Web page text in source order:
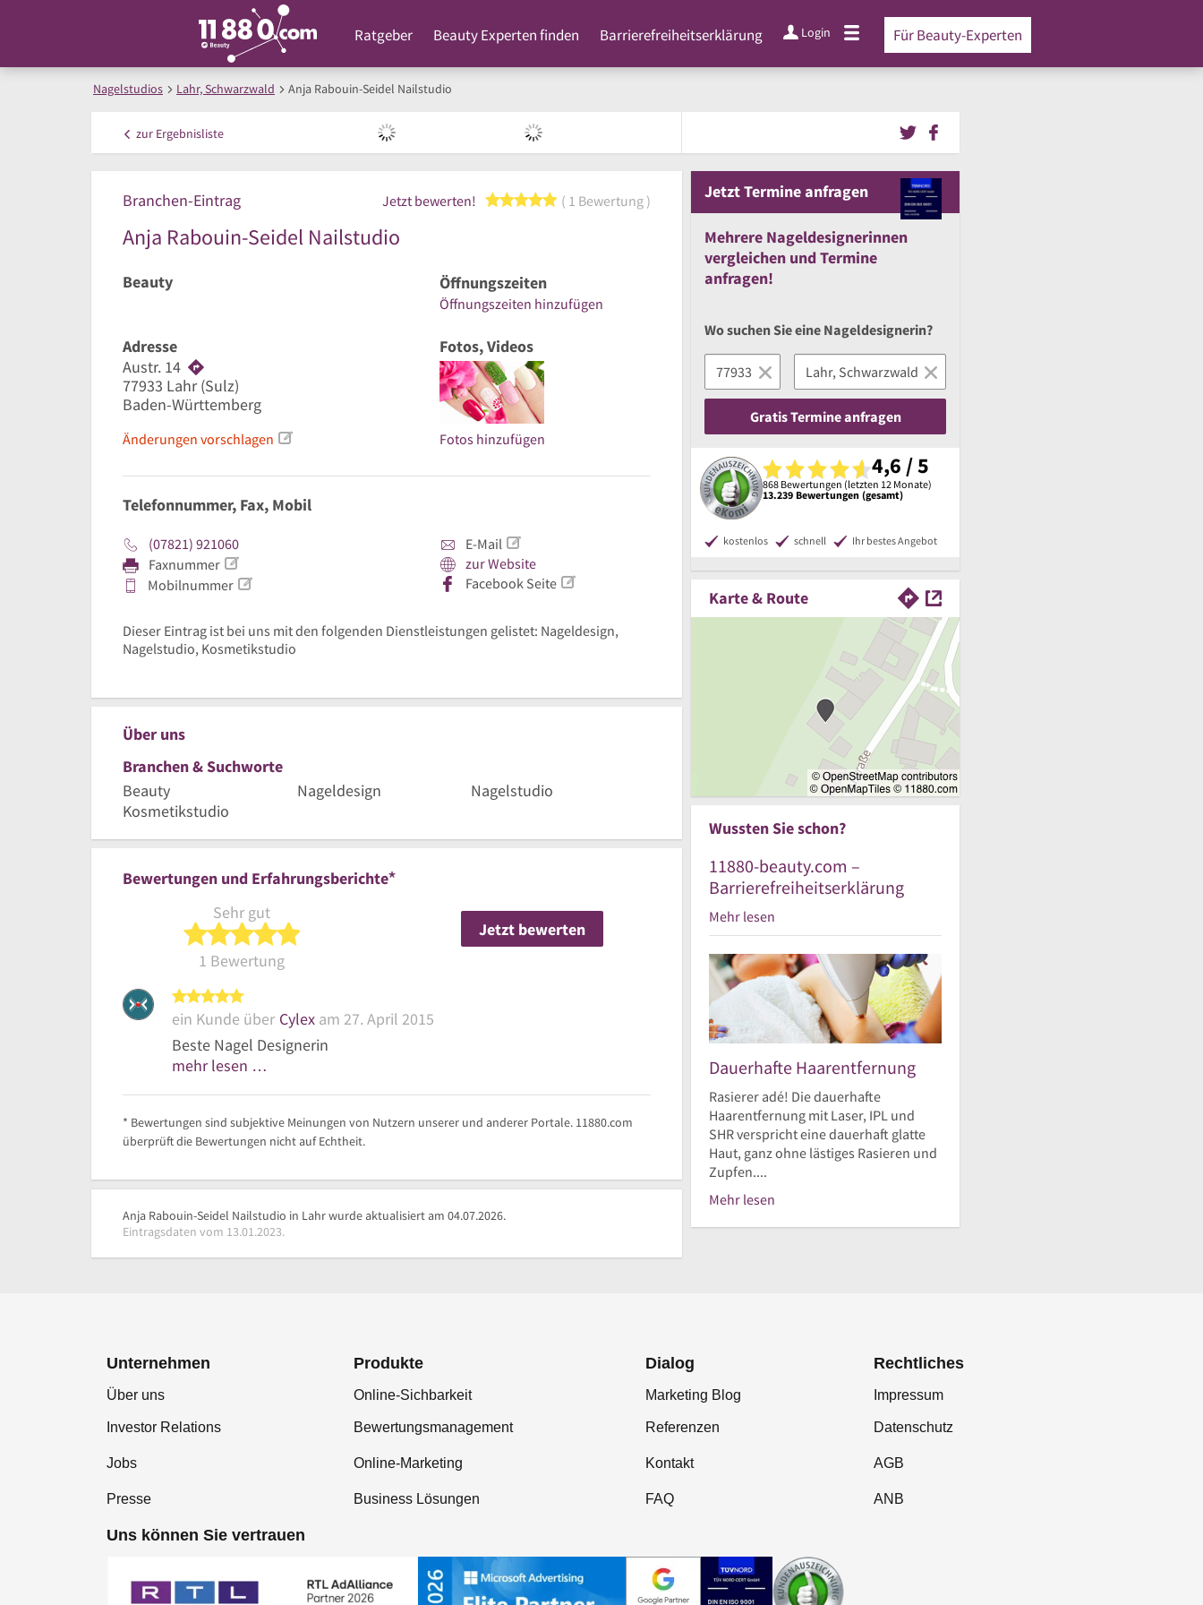
Ratgeber Beauty Experten finden Barrierefreiheitserklärung Login Für Beauty-Experten
Nagelstudios Lahr, Schwarzwald Anja Rabouin-Seidel Nailstudio
zur Ergebnisliste
Branchen-Eintrag Jetzt bewerten! 5 von 5 Sternen
1 Bewertung
Anja Rabouin-Seidel Nailstudio
Beauty Öffnungszeiten
Öffnungszeiten hinzufügen
Adresse
Austr. 14
77933 Lahr(Sulz)
Baden-Württemberg
Änderungen vorschlagen
Fotos, Videos
Fotos hinzufügen
Telefonnummer, Fax, Mobil
(07821) 921060
Faxnummer
Mobilnummer
E-Mail
zur Website
Facebook Seite
Dieser Eintrag ist bei uns mit den folgenden Dienstleistungen gelistet: Nageldesign,
Nagelstudio, Kosmetikstudio
Über uns
Branchen & Suchworte
Beauty
Nageldesign
Nagelstudio
Kosmetikstudio
Bewertungen und Erfahrungsberichte*
Sehr gut
5 von 5 Sternen
1 Bewertung
Jetzt bewerten
ein Kunde über Cylex am 27. April 2015
Beste Nagel Designerin
mehr lesen …
* Bewertungen sind subjektive Meinungen von Nutzern unserer und anderer Portale. 11880.com
überprüft die Bewertungen nicht auf Echtheit.
Anja Rabouin-Seidel Nailstudio in Lahr wurde aktualisiert am 04.07.2026.
Eintragsdaten vom 13.01.2023.
JetztTermine anfragen
Mehrere Nageldesignerinnen
vergleichen undTermine
anfragen!
Wo suchen Sie eine Nageldesignerin?
Gratis Termine anfragen
4,6 / 5
868 Bewertungen (letzten 12 Monate)
13.239 Bewertungen (gesamt)
kostenlos schnell Ihr bestes Angebot
Karte & Route
Wussten Sie schon?
11880-beauty.com –
Barrierefreiheitserklärung
Mehr lesen
Dauerhafte Haarentfernung
Rasierer adé! Die dauerhafte
Haarentfernung mit Laser, IPL und
SHR verspricht eine dauerhaft glatte
Haut, ganz ohne lästiges Rasieren und
Zupfen....
Mehr lesen
Unternehmen
Über uns
Investor Relations
Jobs
Presse
Produkte
Online-Sichbarkeit
Bewertungsmanagement
Online-Marketing
Business Lösungen
Dialog
Marketing Blog
Referenzen
Kontakt
FAQ
Rechtliches
Impressum
Datenschutz
AGB
ANB
Uns können Sie vertrauen